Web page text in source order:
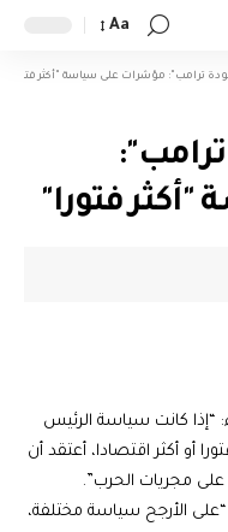
Aa
ترامب": مؤشرات على سياسة "أكثر فتورا"
فتورا"
“إذا كانت سياسة الرئيس
أو أكثر اقتصادا، أعتقد أن
مجريات الحرب”.
الأرجح سياسة مختلفة،